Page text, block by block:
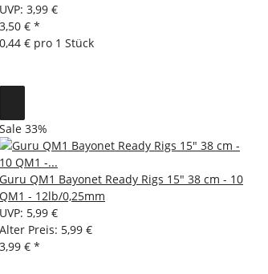
UVP: 3,99 €
3,50 € *
0,44 € pro 1 Stück
Sale 33%
Guru QM1 Bayonet Ready Rigs 15" 38 cm - 10
QM1 - 12lb/0,25mm
UVP: 5,99 €
Alter Preis: 5,99 €
3,99 € *